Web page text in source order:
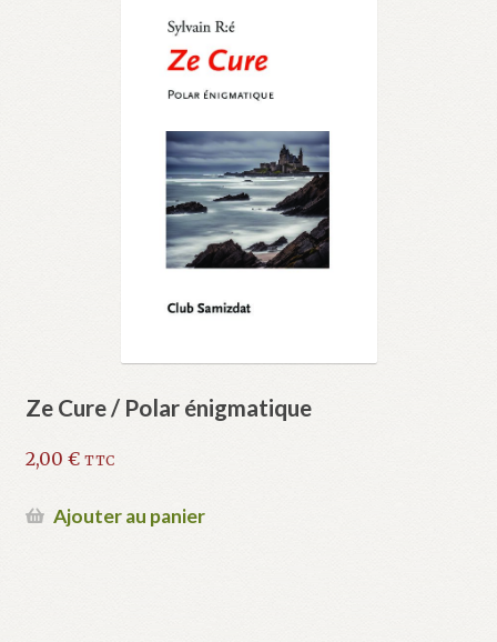
Ze Cure / Polar énigmatique
2,00 € TTC
Ajouter au panier